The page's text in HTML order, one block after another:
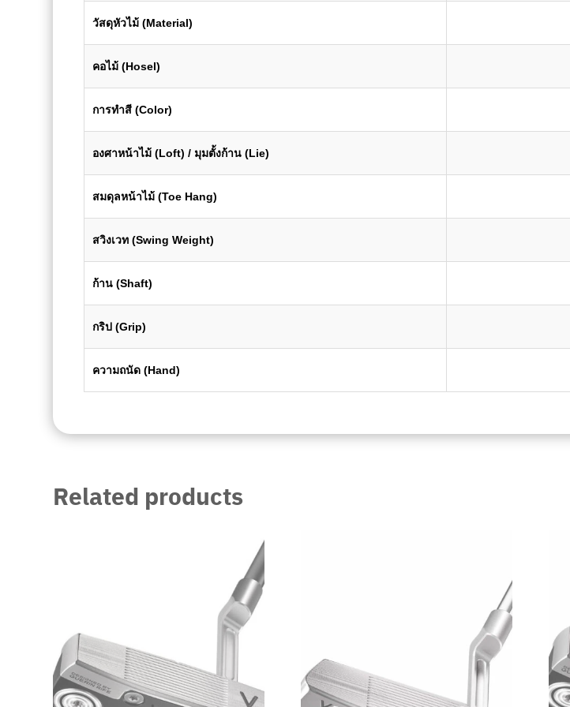
วัสดุหัวไม้ (Material)
คอไม้ (Hosel)
การทำสี (Color)
องศาหน้าไม้ (Loft) / มุมตั้งก้าน (Lie)
สมดุลหน้าไม้ (Toe Hang)
สวิงเวท (Swing Weight)
ก้าน (Shaft)
กริป (Grip)
ความถนัด (Hand)
Related products